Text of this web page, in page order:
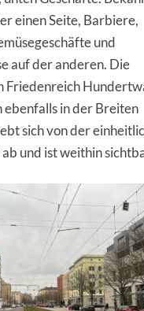
einen Seite, Barbiere,
und
auf der anderen. Die
Friedenreich
ebenfalls in der Breiten
sich von der
und ist weithin